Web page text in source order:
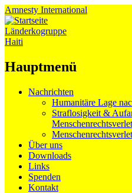
Amnesty International
Länderkogruppe
Haiti
Hauptmenü
Zum
Nachrichten
Humanitäre Lage
Straflosigkeit &
Über uns
Downloads
Links
Spenden
Kontakt